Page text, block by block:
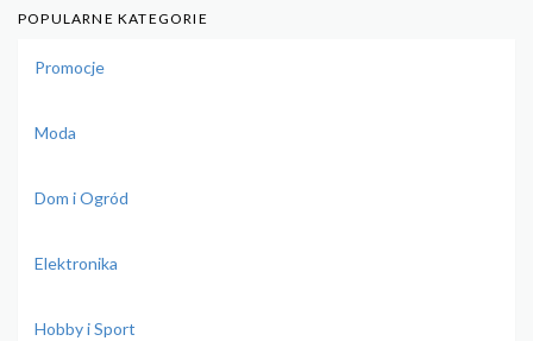
POPULARNE KATEGORIE
Promocje
Moda
Dom i Ogród
Elektronika
Hobby i Sport